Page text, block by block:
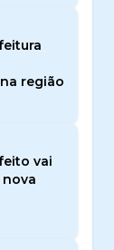
região
vai